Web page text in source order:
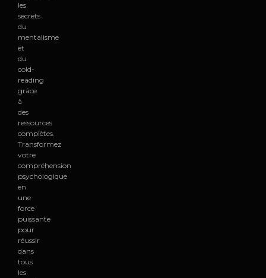
les
secrets
du
mentalisme
et
du
cold-
reading
grâce
à
des
ressources
complètes.
Transformez
votre
compréhension
psychologique
en
une
force
puissante
pour
réussir
dans
tous
les